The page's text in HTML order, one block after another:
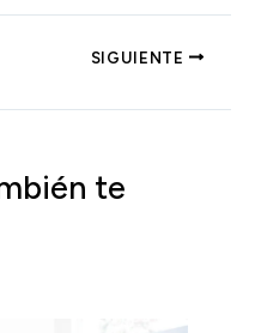
SIGUIENTE
te